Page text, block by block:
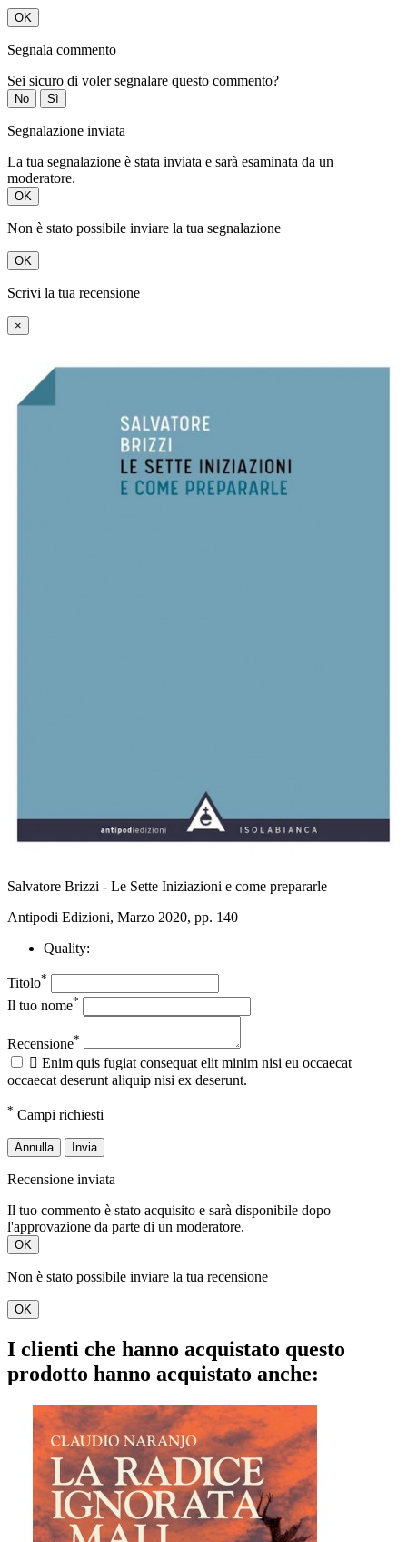
OK
Segnala commento
Sei sicuro di voler segnalare questo commento?
No Sì
Segnalazione inviata
La tua segnalazione è stata inviata e sarà esaminata da un
moderatore.
OK
Non è stato possibile inviare la tua segnalazione
OK
Scrivi la tua recensione
×
Salvatore Brizzi - Le Sette Iniziazioni e come prepararle
Antipodi Edizioni, Marzo 2020, pp. 140
Quality:
Titolo*
Il tuo nome*
Recensione*
 Enim quis fugiat consequat elit minim nisi eu occaecat
occaecat deserunt aliquip nisi ex deserunt.
* Campi richiesti
Annulla Invia
Recensione inviata
Il tuo commento è stato acquisito e sarà disponibile dopo
l'approvazione da parte di un moderatore.
OK
Non è stato possibile inviare la tua recensione
OK
I clienti che hanno acquistato questo
prodotto hanno acquistato anche: